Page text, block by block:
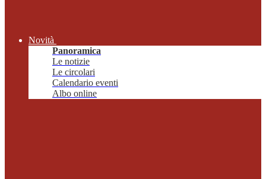
Novità
Panoramica
Le notizie
Le circolari
Calendario eventi
Albo online